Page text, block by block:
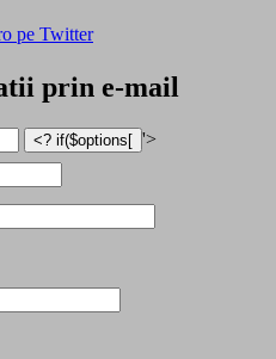
pe Twitter
prin e-mail
'>